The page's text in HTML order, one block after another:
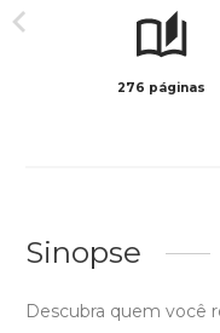
276 páginas
Sinopse
Descubra quem você